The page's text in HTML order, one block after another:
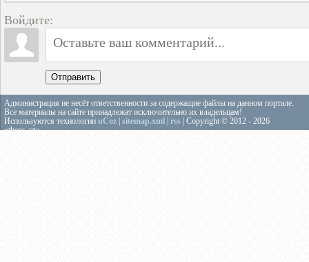
Войдите:
Отправить
Администрация не несёт ответственности за содержащие файлы на данном портале.
Все материалы на сайте принадлежат исключительно их владельцам!
Используются технологии uCoz sitemap.xml rss | Copyright © 2012 - 2026
«theps.art»